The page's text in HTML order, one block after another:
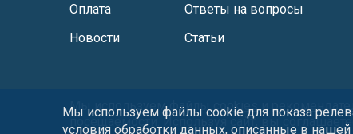
Оплата
Новости
Ответы на вопросы
Статьи
Мы используем файлыcookiesи
посещаемости. Используя сайт, вы
Мы используем файлы cookie для показа
условия обработки данных, описанные в